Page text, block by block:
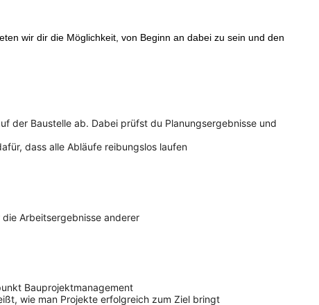
wir dir die Möglichkeit, von Beginn an dabei zu sein und den
der Baustelle ab. Dabei prüfst du Planungsergebnisse und
dass alle Abläufe reibungslos laufen
Arbeitsergebnisse anderer
Bauprojektmanagement
wie man Projekte erfolgreich zum Ziel bringt